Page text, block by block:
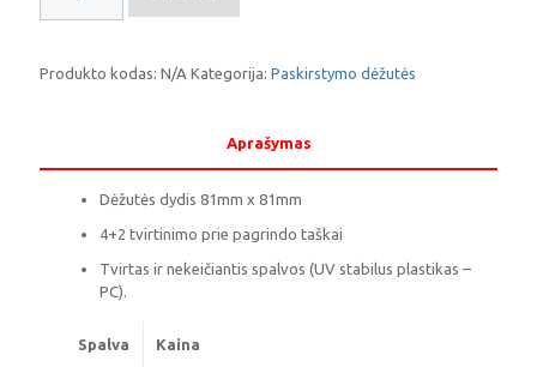
Paviršinė
dėžutė
Produkto kodas: N/A Kategorija: Paskirstymo dėžutės
Aprašymas
Dėžutės dydis 81mm x 81mm
4+2 tvirtinimo prie pagrindo taškai
Tvirtas ir nekeičiantis spalvos (UV stabilus plastikas –
PC).
Spalva Kaina